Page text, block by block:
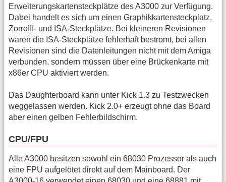
Erweiterungskartensteckplätze des A3000 zur Verfügung.
Dabei handelt es sich um einen Graphikkartensteckplatz,
ZorroIII- und ISA-Steckplätze. Bei kleineren Revisionen
waren die ISA-Steckplätze fehlerhaft bestromt, bei allen
Revisionen sind die Datenleitungen nicht mit dem Amiga
verbunden, sondern müssen über eine Brückenkarte mit
x86er CPU aktiviert werden.
Das Daughterboard kann unter Kick 1.3 zu Testzwecken
weggelassen werden. Kick 2.0+ erzeugt ohne das Board
aber einen gelben Fehlerbildschirm.
CPU/FPU
Alle A3000 besitzen sowohl ein 68030 Prozessor als auch
eine FPU aufgelötet direkt auf dem Mainboard. Der